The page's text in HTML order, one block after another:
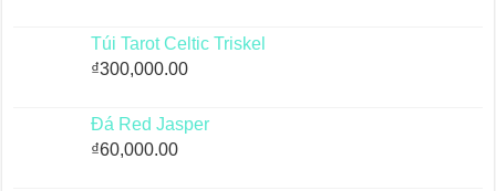
Túi Tarot Celtic Triskel
₫300,000.00
Đá Red Jasper
₫60,000.00